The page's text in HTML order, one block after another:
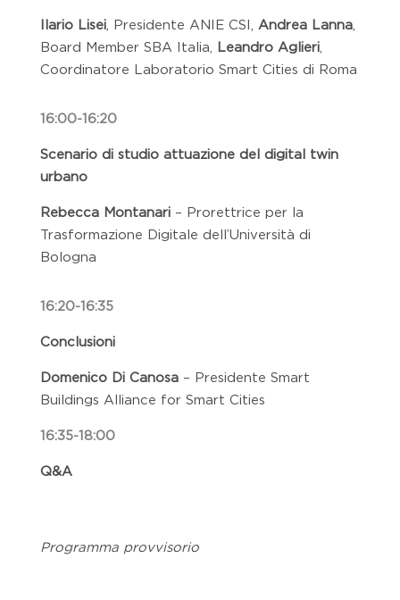
Ilario Lisei, Presidente ANIE CSI, Andrea Lanna,
Board Member SBA Italia, Leandro Aglieri,
Coordinatore Laboratorio Smart Cities di Roma
16:00-16:20
Scenario di studio attuazione del digital twin
urbano
Rebecca Montanari– Prorettrice per la
Trasformazione Digitale dell’Università di
Bologna
16:20-16:35
Conclusioni
Domenico Di Canosa– Presidente Smart
Buildings Alliance for Smart Cities
16:35-18:00
Q&A
Programma provvisorio